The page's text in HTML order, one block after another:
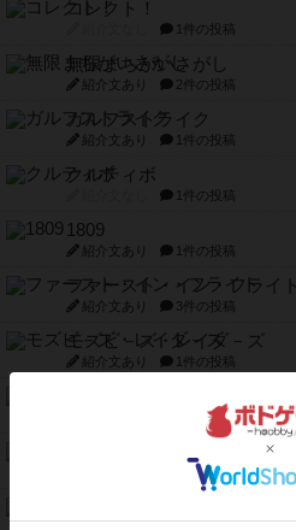
コレクト！
1件の投稿
無限まちがいさがし
紹介文あり 2件の投稿
ガルフストライク
紹介文あり 1件の投稿
クルティボ
1件の投稿
1809
紹介文あり 1件の投稿
ファースト・イン・フライト
紹介文あり 3件の投稿
モズビ－ズ・レイダ－ズ
紹介文あり 1件の投稿
2件の投稿
2件の投稿